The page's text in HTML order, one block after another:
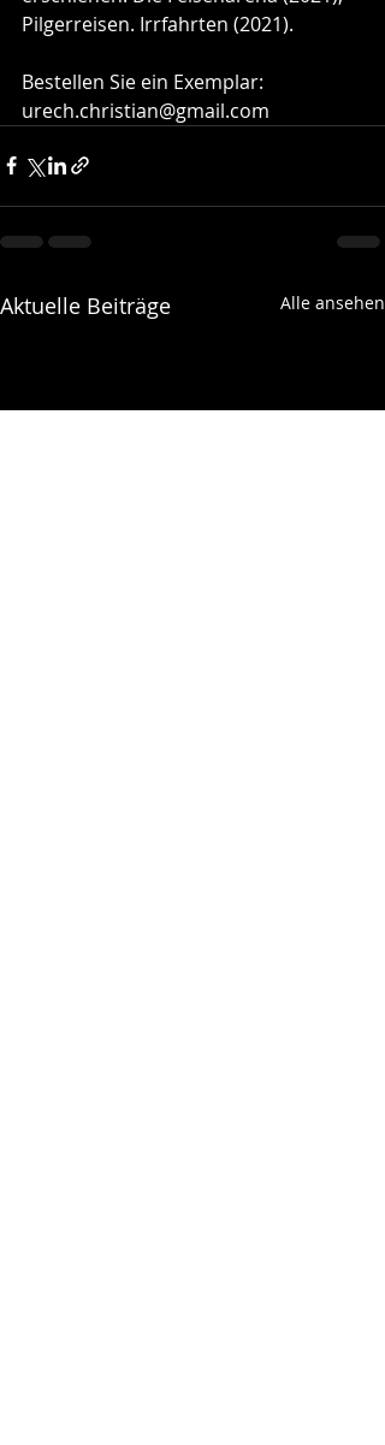
Pilgerreisen. Irrfahrten (2021).
Bestellen Sie ein Exemplar:
urech.christian@gmail.com
Aktuelle Beiträge Alle ansehen